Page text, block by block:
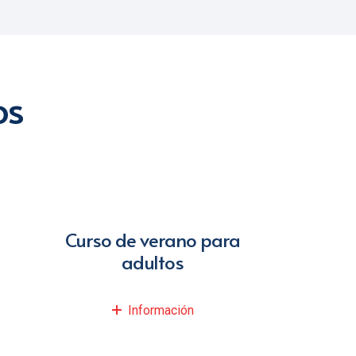
Curso de verano para
adultos
Información